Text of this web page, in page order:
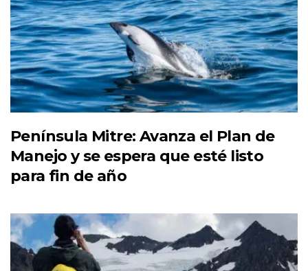
Península Mitre: Avanza el Plan de
Manejo y se espera que esté listo
para fin de año